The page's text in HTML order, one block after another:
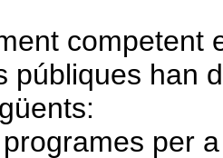
competent
públiques han
per